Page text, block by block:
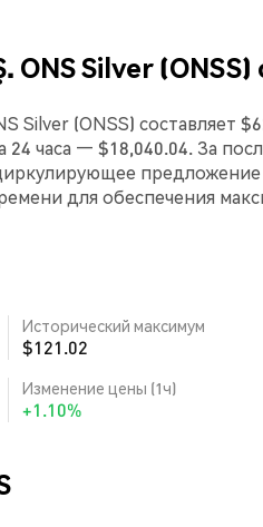
Silver (ONSS)
Silver (ONSS) составляет
часа — $18,040.04. За
для обеспечения
Исторический максимум
$121.02
Изменение цены (1ч)
+1.10%